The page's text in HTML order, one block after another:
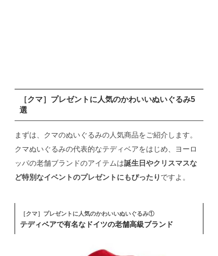
［クマ］プレゼントに人気のかわいいぬいぐるみ5
選
まずは、クマのぬいぐるみの人気商品をご紹介します。
クマぬいぐるみの代表的なテディベアをはじめ、ヨーロ
ッパの老舗ブランドのアイテムは誕生日やクリスマスな
ど特別なイベントのプレゼントにもぴったり ですよ。
［クマ］プレゼントに人気のかわいいぬいぐるみ①
テディベアで有名なドイツの老舗高級ブランド